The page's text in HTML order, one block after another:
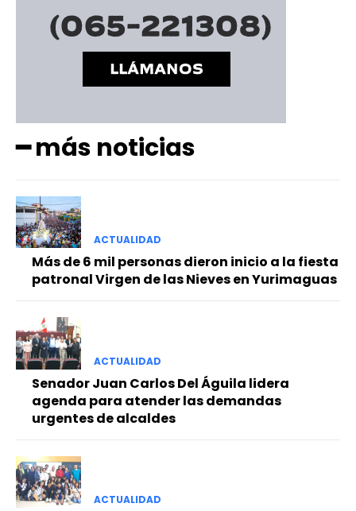
━ más noticias
ACTUALIDAD
Más de 6 mil personas dieron inicio a la fiesta
patronal Virgen de las Nieves en Yurimaguas
ACTUALIDAD
Senador Juan Carlos Del Águila lidera
agenda para atender las demandas
urgentes de alcaldes
ACTUALIDAD